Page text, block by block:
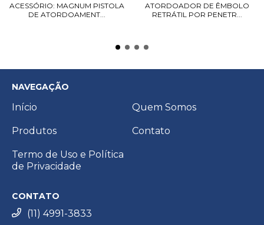
ACESSÓRIO: MAGNUM PISTOLA
DE ATORDOAMENT...
ATORDOADOR DE ÊMBOLO
RETRÁTIL POR PENETR...
NAVEGAÇÃO
Início Quem Somos
Produtos Contato
Termo de Uso e Política
de Privacidade
CONTATO
(11) 4991-3833